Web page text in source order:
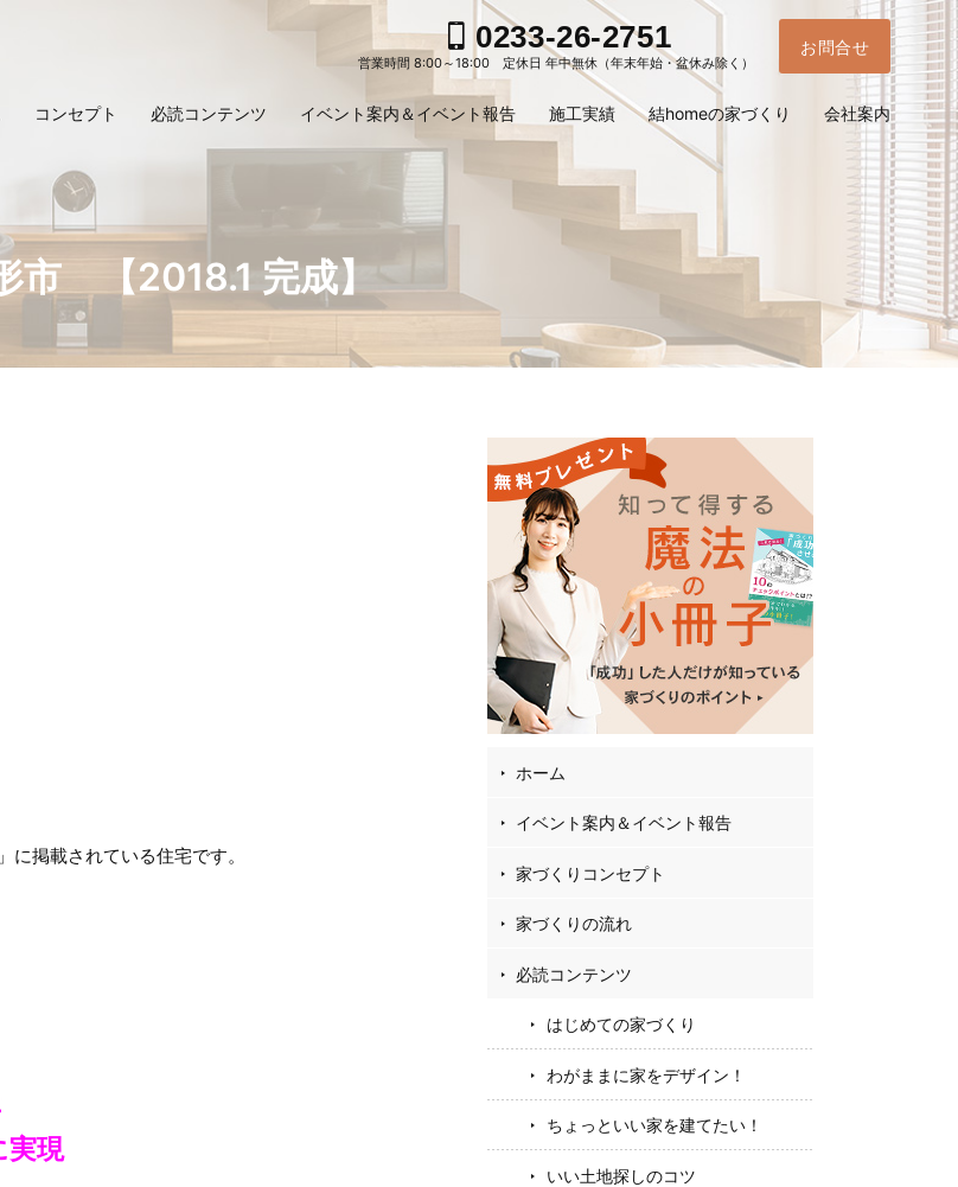
市 【2018.1 完成】
掲載されている住宅です。
実現
ホーム
イベント案内＆イベント報告
家づくりコンセプト
家づくりの流れ
必読コンテンツ
はじめての家づくり
わがままに家をデザイン！
ちょっといい家を建てたい！
いい土地探しのコツ
コンセプト 必読コンテンツ イベント案内＆イベント報告 施工実績 結homeの家づくり 会社案内
0233-26-2751
営業時間 8:00～18:00 定休日 年中無休（年末年始・盆休み除く）
お問合せ